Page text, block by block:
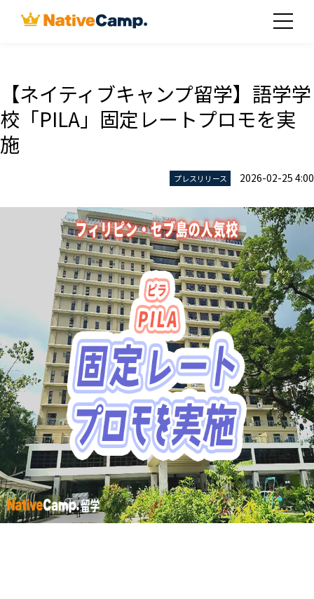
【ネイティブキャンプ留学】語学学
校「PILA」固定レートプロモを実
施
プレスリリース 2026-02-25 4:00